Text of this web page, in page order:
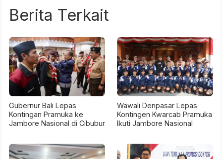
Berita Terkait
Gubernur Bali Lepas
Kontingan Pramuka ke
Jambore Nasional di Cibubur
Wawali Denpasar Lepas
Kontingen Kwarcab Pramuka
Ikuti Jambore Nasional